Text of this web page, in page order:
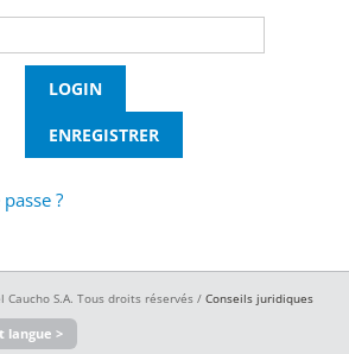
?
S.A. Tous droits réservés / Conseils juridiques
langue >